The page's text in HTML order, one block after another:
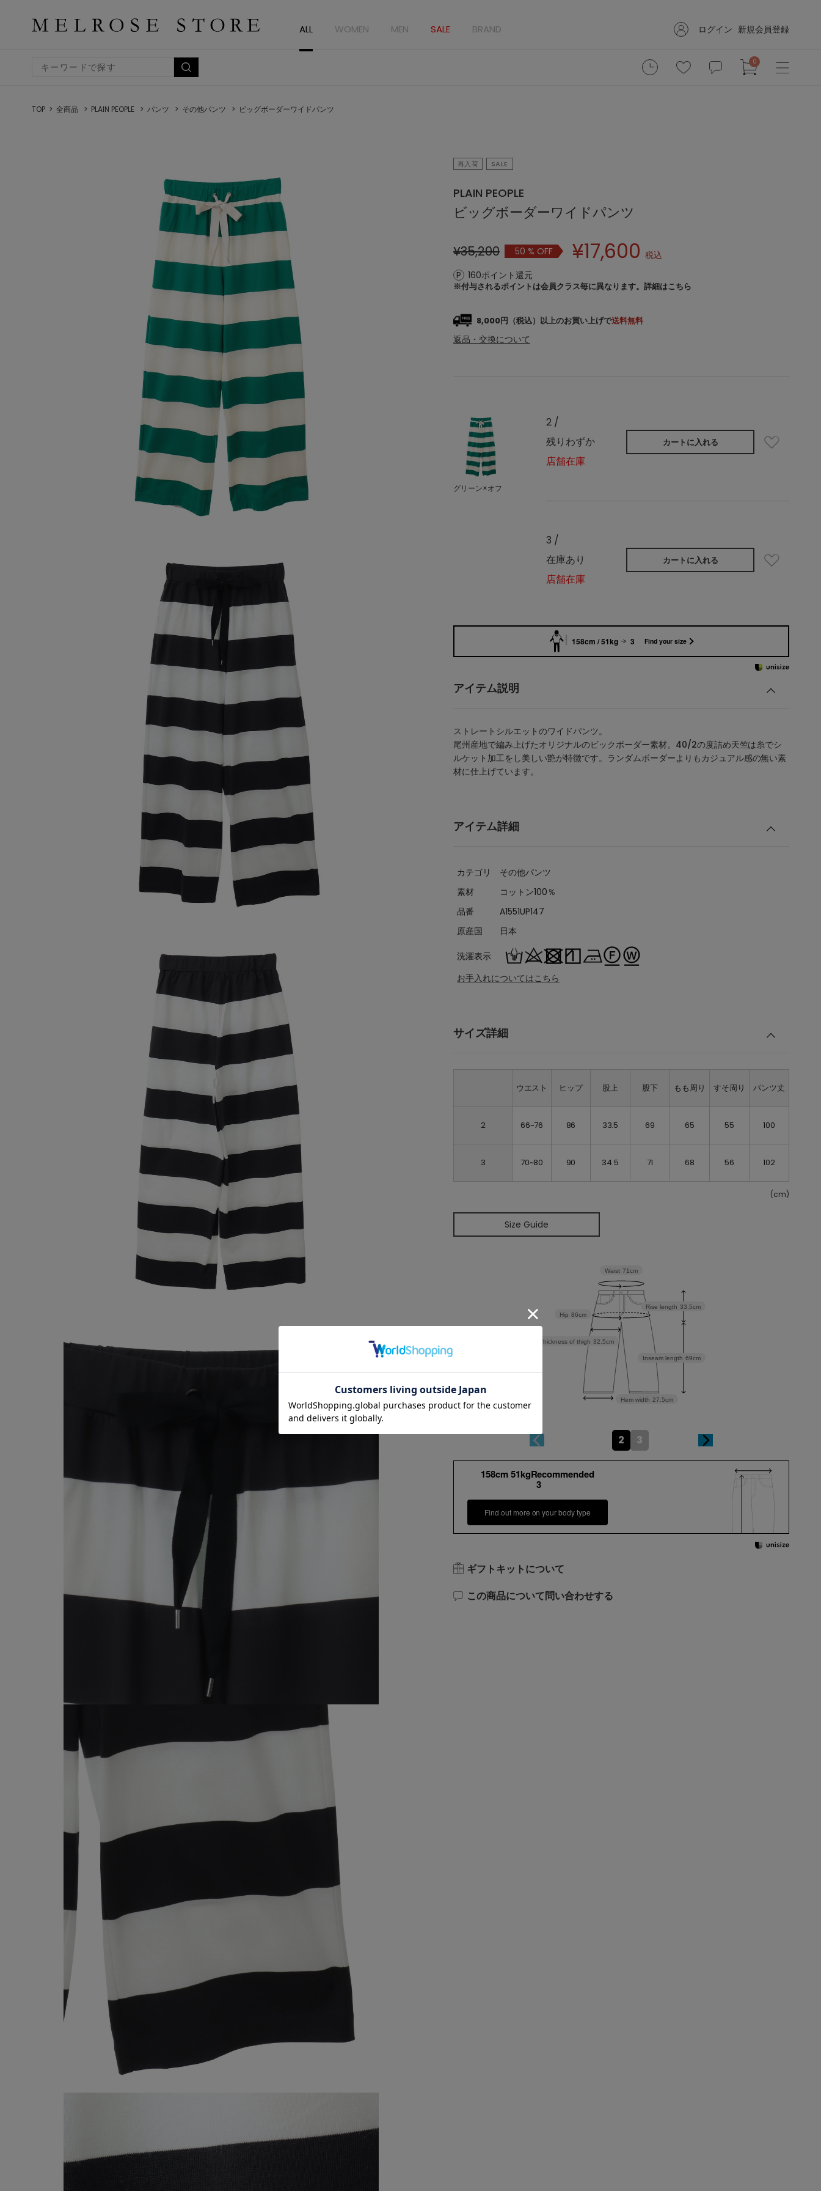
ALL WOMEN MEN SALE BRAND ログイン 新規会員登録
0
TOP 全商品 PLAIN PEOPLE パンツ その他パンツ ビッグボーダーワイドパンツ
再入荷 SALE
PLAIN PEOPLE
ビッグボーダーワイドパンツ
¥35,200 50 % OFF ¥17,600 税込
160ポイント還元
※付与されるポイントは会員クラス毎に異なります。 詳細はこちら
8,000円（税込）以上のお買い上げで送料無料
返品・交換について
グリーン×オフ
2 /
残りわずか
店舗在庫
カートに入れる
3 /
在庫あり
店舗在庫
カートに入れる
158cm / 51kg 3 Find your size
アイテム説明
ストレートシルエットのワイドパンツ。
尾州産地で編み上げたオリジナルのビックボーダー素材。40/2の度詰め天竺は糸でシ
ルケット加工をし美しい艶が特徴です。ランダムボーダーよりもカジュアル感の無い素
材に仕上げています。
アイテム詳細
カテゴリ
その他パンツ
素材
コットン100％
品番
A1551UP147
原産国
日本
洗濯表示
お手入れについてはこちら
サイズ詳細
ウエスト ヒップ 股上 股下 もも周り すそ周り パンツ丈
2 66~76 86 33.5 69 65 55 100
3 70~80 90 34.5 71 68 56 102
(cm)
Size Guide
Inseam length 69cm
Rise length 33.5cm
Hem width 27.5cm
Thickness of thigh 32.5cm
Hip 86cm
Waist 71cm
2 3
158cm 51kgRecommended
3
Find out more on your body type
ギフトキットについて
この商品について問い合わせする